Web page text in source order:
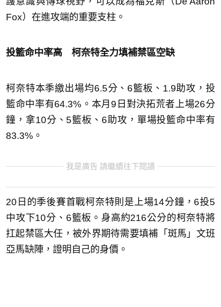
Fox）在進攻端的重要支柱。
投籃命中率高 柯奈特全力填補禁區空缺
柯奈特本季繳出場均6.5分、6籃板、1.9助攻，投
籃命中率有64.3%。本月9日對決拓荒者上場26分
鐘，拿10分、5籃板、6助攻，單場投籃命中率有
83.3%。
我是廣告 請繼續往下閱讀
20日的季後賽首戰柯奈特則是上場14分鐘，6投5
中攻下10分、6籃板。身高約216公分的柯奈特將
扛起禁區大任，被外界期待需要填補「斑馬」文班
亞馬缺陣，證明自己的身價。